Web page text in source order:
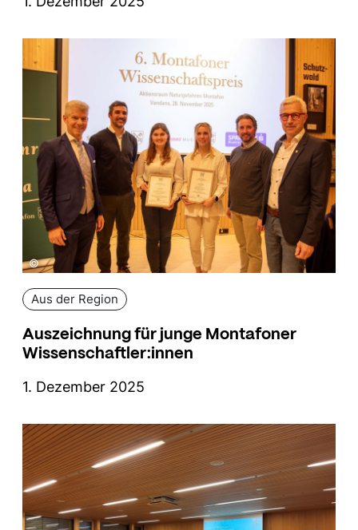
©
Aus der Region
Auszeichnung für junge Montafoner
Wissenschaftler:innen
1. Dezember 2025